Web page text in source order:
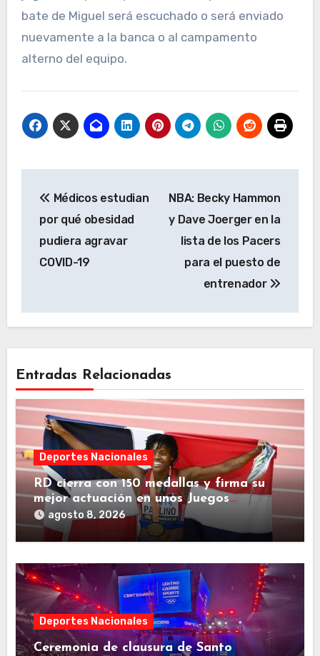
bate de Miguel será escuchado o será enviado
nuevamente a la banca o al campamento
alterno del equipo.
de
entradas
Médicos estudian
por qué obesidad
pudiera agravar
COVID-19
NBA: Becky Hammon
y Dave Joerger en la
lista de los Pacers
para el puesto de
entrenador
Entradas Relacionadas
Deportes Nacionales
RD cierra con 150 medallas y firma su
mejor actuación en unos Juegos
Centroamericanos
agosto 8, 2026
Deportes Nacionales
Ceremonia de clausura de Santo